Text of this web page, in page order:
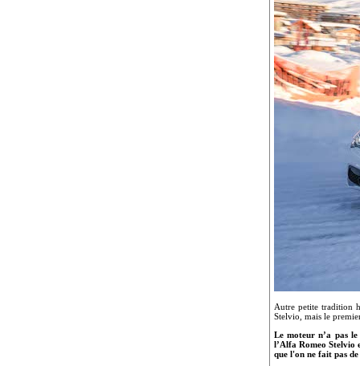
Autre petite tradition
Stelvio, mais le
Le moteur n’a pas
l’Alfa Romeo Stelvio
que l'on ne fait pas